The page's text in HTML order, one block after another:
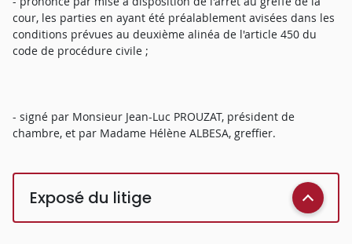
cour, les parties en ayant été préalablement avisées dans les
conditions prévues au deuxième alinéa de l'article 450 du
code de procédure civile ;
- signé par Monsieur Jean-Luc PROUZAT, président de
chambre, et par Madame Hélène ALBESA, greffier.
Exposé du litige